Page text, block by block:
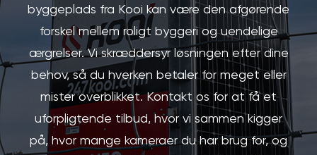
byggeplads fra Kooi kan være den afgørende
forskel mellem roligt byggeri og uendelige
ærgrelser. Vi skræddersyr løsningen efter dine
behov, så du hverken betaler for meget eller
mister overblikket. Kontakt os for at få et
uforpligtende tilbud, hvor vi sammen kigger
på, hvor mange kameraer du har brug for, og